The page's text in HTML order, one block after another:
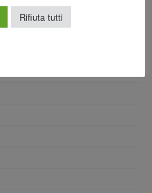
Rifiuta tutti